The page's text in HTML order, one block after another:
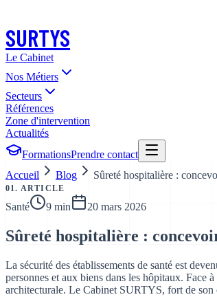
SURTYS
Le Cabinet
Nos Métiers
Secteurs
Références
Zone d'intervention
Actualités
FormationsPrendre contact
Accueil
Blog Sûreté hospitalière :
01. ARTICLE
Santé 9 min 20 mars 2026
Sûreté hospitalière :
La sécurité des établissements de santé est
personnes et aux biens dans les hôpitaux. Face
architecturale. Le Cabinet SURTYS, fort de son